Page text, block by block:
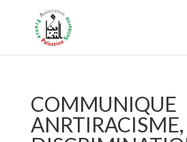
COMMUNIQUE
ANRTIRACISME,